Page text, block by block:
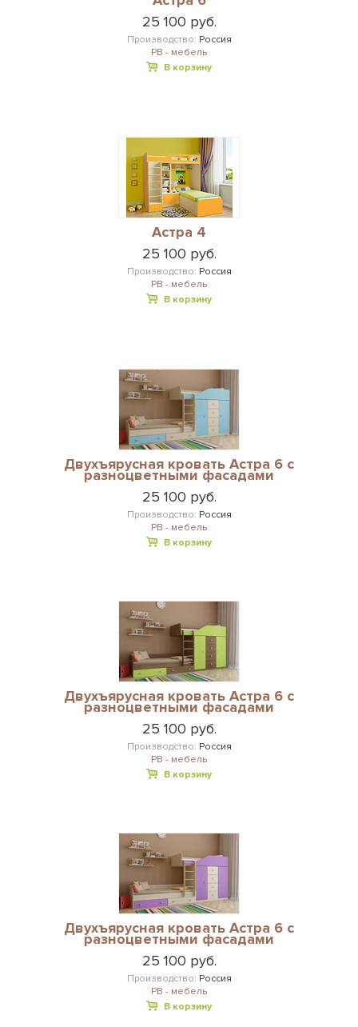
25 100 руб.
Производство: Россия
РВ - мебель
В корзину
Астра 4
25 100 руб.
Производство: Россия
РВ - мебель
В корзину
Двухъярусная кровать Астра 6 с
разноцветными фасадами
25 100 руб.
Производство: Россия
РВ - мебель
В корзину
Двухъярусная кровать Астра 6 с
разноцветными фасадами
25 100 руб.
Производство: Россия
РВ - мебель
В корзину
Двухъярусная кровать Астра 6 с
разноцветными фасадами
25 100 руб.
Производство: Россия
РВ - мебель
В корзину